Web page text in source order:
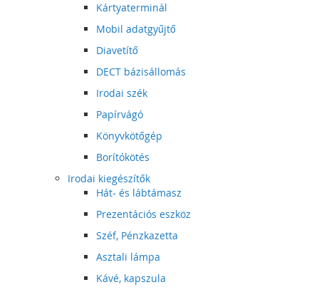
Kártyaterminál
Mobil adatgyűjtő
Diavetítő
DECT bázisállomás
Irodai szék
Papírvágó
Könyvkötőgép
Borítókötés
Irodai kiegészítők
Hát- és lábtámasz
Prezentációs eszköz
Széf, Pénzkazetta
Asztali lámpa
Kávé, kapszula